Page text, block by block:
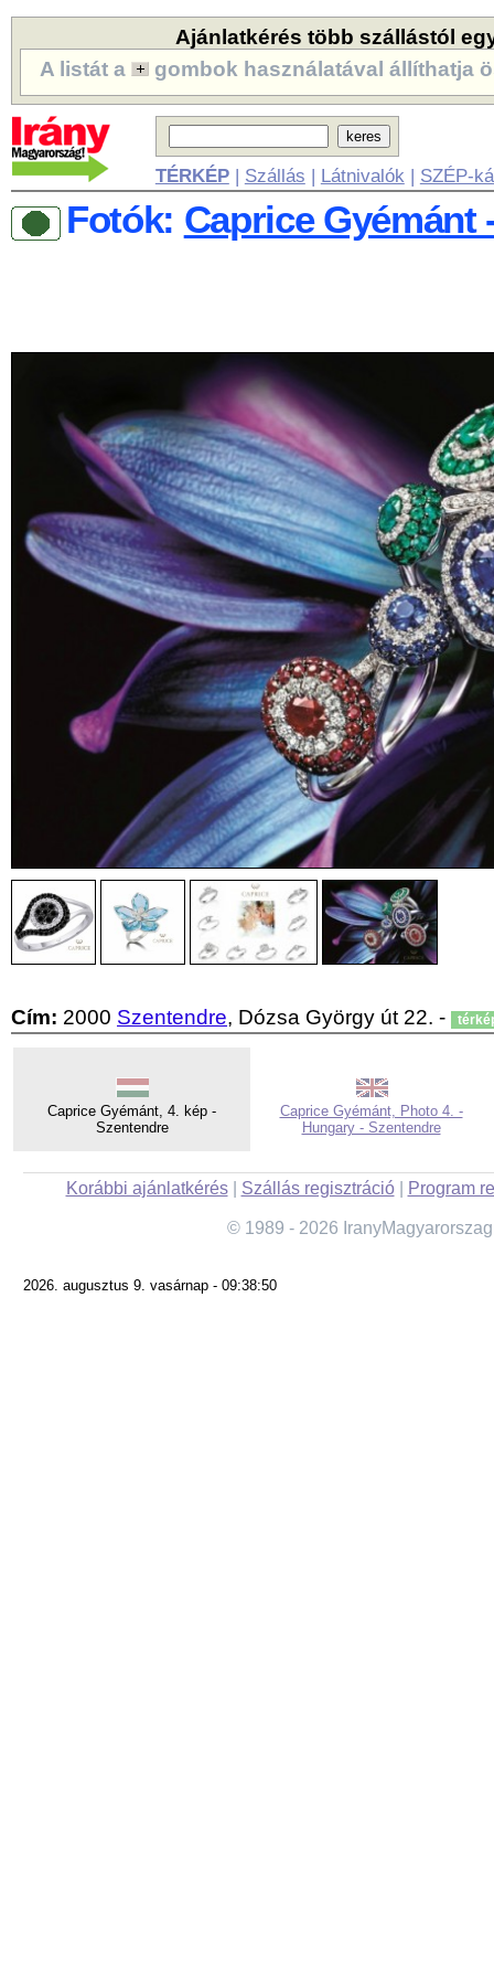
Ajánlatkérés több szállástól
A listát a
gombok használatával állíthatja
TÉRKÉP| Szállás | Látnivalók | SZÉP-
Fotók: Caprice Gyémánt
Cím: 2000 Szentendre, Dózsa György út 22. -
Caprice Gyémánt, 4. kép -
Szentendre
Caprice Gyémánt, Photo 4. -
Hungary - Szentendre
Korábbi ajánlatkérés| Szállás regisztráció| Program
© 1989 - 2026
2026. augusztus 9. vasárnap - 09:38:50